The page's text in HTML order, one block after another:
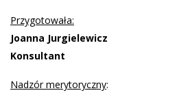
Przygotowała:
Joanna Jurgielewicz
Konsultant
Nadzór merytoryczny: